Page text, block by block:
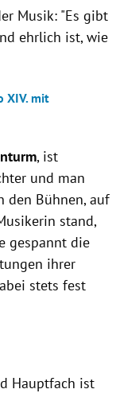
Musik: "Es gibt
ehrlich ist, wie
XIV. mit
, ist
und man
den Bühnen, auf
stand,
gespannt die
ihrer
stets fest
Hauptfach ist